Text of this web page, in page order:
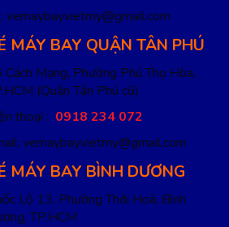
vemaybayvietmy@gmail.com
MÁY BAY QUẬN TÂN PHÚ
Cách Mạng, Phường Phú Thọ Hòa,
(Quận Tân Phú cũ)
thoại : 0918 234 072
vemaybayvietmy@gmail.com
MÁY BAY BÌNH DƯƠNG
Lộ 13, Phường Thới Hoà, Bình
TP.HCM